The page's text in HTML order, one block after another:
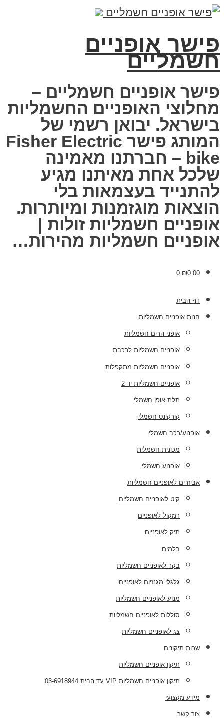
פישר אופניים
חשמליים
פישר אופניים חשמליים –
מחלוצי האופניים החשמליות
בישראל. יבואן רשמי של
המותג פישר Fisher Electric
bike – חברתנו מאמינה
שלכל אחת מאיתנו מגיע
להתנייד בעצמאות בלי
הוצאות מוגזמנות ומיותרות.
אופניים חשמליות זולות |
אופניים חשמליות מהירות…
₪0.00
0
דף הבית
חנות אופניים חשמליות
אופני הרים חשמליות
אופניים חשמליות לרכבת
אופניים חשמליות מתקפלות
אופניים חשמליות יד 2
תלת אופן חשמלי
קורקינט חשמלי
אופנוע/רכב חשמלי
מכונית חשמלית
אופנוע חשמלי
אביזרים לאופניים חשמליות
קיט לאופניים חשמליים
רמקול לאופניים
תיק לאופניים
בלמים
בקר לאופניים חשמליות
גלגלי מגנזיום לאופניים
מנוע לאופניים חשמליות
סוללות לאופניים חשמליות
צג לאופניים חשמליות
שרות תיקונים
תיקון אופניים חשמליות
תיקון אופניים חשמליות VIP עד הבית 03-6918944
מידע מקצועי
צור קשר